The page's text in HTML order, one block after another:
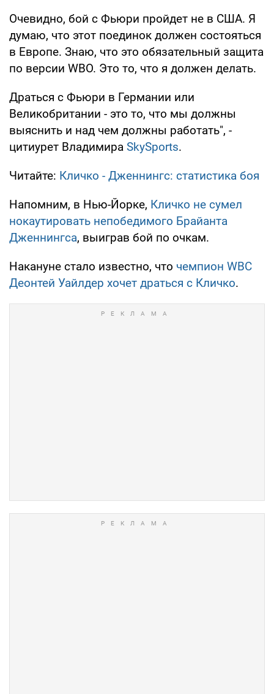
Очевидно, бой с Фьюри пройдет не в США. Я
думаю, что этот поединок должен состояться
в Европе. Знаю, что это обязательный защита
по версии WBO. Это то, что я должен делать.
Драться с Фьюри в Германии или
Великобритании - это то, что мы должны
выяснить и над чем должны работать", -
цитиурет Владимира SkySports.
Читайте: Кличко - Дженнингс: статистика боя
Напомним, в Нью-Йорке, Кличко не сумел
нокаутировать непобедимого Брайанта
Дженнингса, выиграв бой по очкам.
Накануне стало известно, что чемпион WBC
Деонтей Уайлдер хочет драться с Кличко.